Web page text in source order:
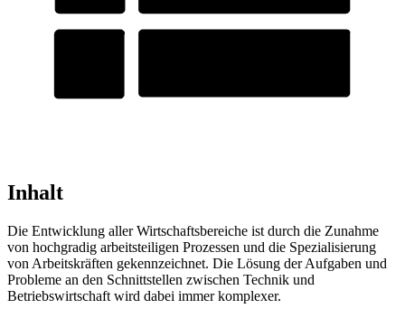
Inhalt
Die Entwicklung aller Wirtschaftsbereiche ist durch die Zunahme
von hochgradig arbeitsteiligen Prozessen und die Spezialisierung
von Arbeitskräften gekennzeichnet. Die Lösung der Aufgaben und
Probleme an den Schnittstellen zwischen Technik und
Betriebswirtschaft wird dabei immer komplexer.